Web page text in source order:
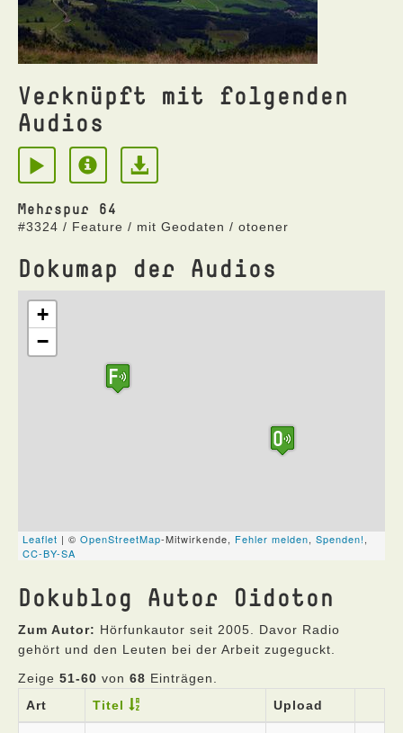
Verknüpft mit folgenden
Audios
Mehrspur 64
#3324 / Feature / mit Geodaten / otoener
Dokumap der Audios
Dokublog Autor Oidoton
Zum Autor: Hörfunkautor seit 2005. Davor Radio
gehört und den Leuten bei der Arbeit zugeguckt.
Zeige 51-60 von 68 Einträgen.
Art
Titel Upload